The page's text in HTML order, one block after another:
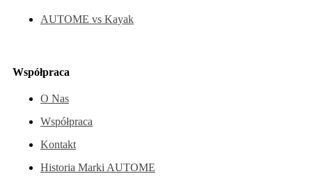
AUTOME vs Kayak
Współpraca
O Nas
Współpraca
Kontakt
Historia Marki AUTOME